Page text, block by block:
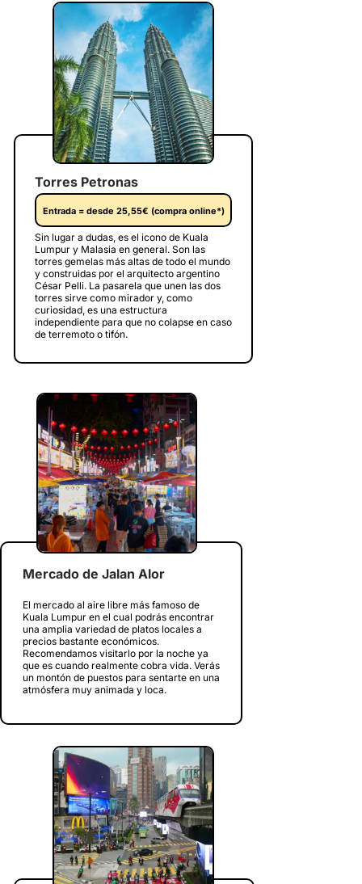
Torres Petronas
Entrada = desde 25,55€ (compra online*)
Sin lugar a dudas, es el icono de Kuala
Lumpur y Malasia en general. Son las
torres gemelas más altas de todo el mundo
y construidas por el arquitecto argentino
César Pelli. La pasarela que unen las dos
torres sirve como mirador y, como
curiosidad, es una estructura
independiente para que no colapse en caso
de terremoto o tifón.
Mercado de Jalan Alor
El mercado al aire libre más famoso de
Kuala Lumpur en el cual podrás encontrar
una amplia variedad de platos locales a
precios bastante económicos.
Recomendamos visitarlo por la noche ya
que es cuando realmente cobra vida. Verás
un montón de puestos para sentarte en una
atmósfera muy animada y loca.